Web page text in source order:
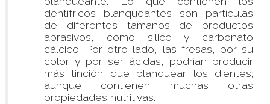
dentífricos blanqueantes son partículas
de diferentes tamaños de productos
abrasivos, como sílice y carbonato
cálcico. Por otro lado, las fresas, por su
color y por ser ácidas, podrían producir
más tinción que blanquear los dientes;
aunque contienen muchas otras
propiedades nutritivas.